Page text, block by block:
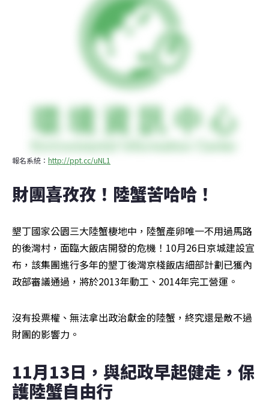
報名系統： http://ppt.cc/uNL1
財團喜孜孜！陸蟹苦哈哈！
墾丁國家公園三大陸蟹棲地中，陸蟹產卵唯一不用過馬路
的後灣村，面臨大飯店開發的危機！10月26日京城建設宣
布，該集團進行多年的墾丁後灣京棧飯店細部計劃已獲內
政部審議通過，將於2013年動工、2014年完工營運。
沒有投票權、無法拿出政治獻金的陸蟹，終究還是敵不過
財團的影響力。
11月13日，與紀政早起健走，保
護陸蟹自由行